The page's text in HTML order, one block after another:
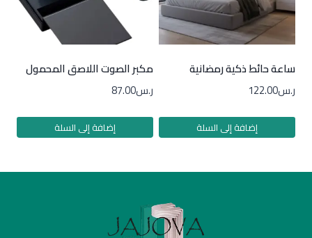
ساعة حائط ذكية رمضانية
ر.س122.00
إضافة إلى السلة
مكبر الصوت اللاصق المحمول
ر.س87.00
إضافة إلى السلة